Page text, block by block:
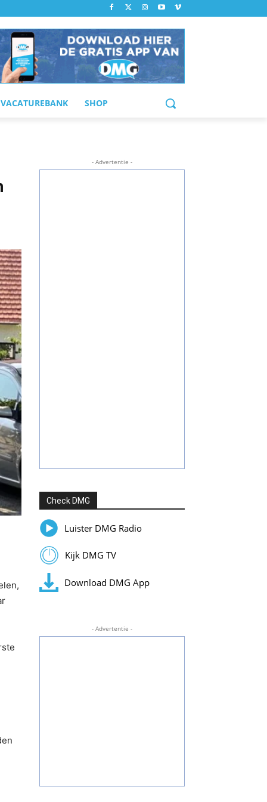
VACATUREBANK SHOP
- Advertentie -
Check DMG
Luister DMG Radio
Kijk DMG TV
Download DMG App
- Advertentie -